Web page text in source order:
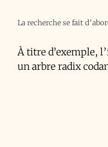
La recherche se fait
À titre d’exemple,
un arbre radix